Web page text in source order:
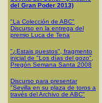
del Gran Poder 2013)
"La Colección de ABC"
Discurso en la entrega del
premio Luca de Tena
"¿Estais puestos", fragmento
inicial de "Los días del gozo",
Pregón Semana Santa 2008
Discurso para presentar
"Sevilla en su plaza de toros a
través del Archivo de ABC"